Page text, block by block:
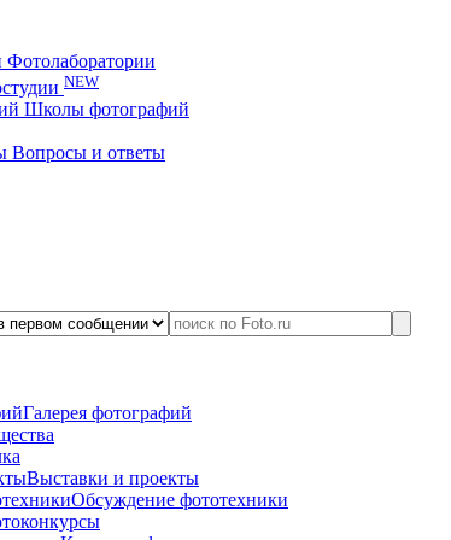
Фотолаборатории
NEW
Школы фотографий
Вопросы и ответы
Галерея фотографий
Выставки и проекты
Обсуждение фототехники